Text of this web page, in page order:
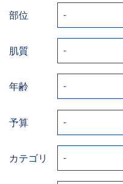
部位
肌質
年齢
予算
カテゴリ